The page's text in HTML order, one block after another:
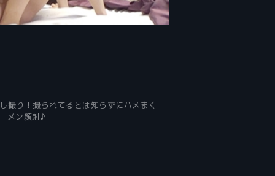
り！撮られてるとは知らずにハメまく
メン顔射♪